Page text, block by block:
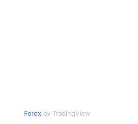
Forexby TradingView